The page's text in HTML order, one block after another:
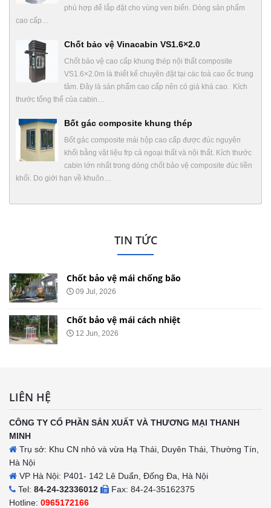
phù hợp để lắp đặt cho vùng ven biển. Dòng sản phẩm
cao cấp…
Chốt bảo vệ Vinacabin VS1.6×2.0
Chốt bảo vệ cao cấp khung thép nội thất composite
VS1.6×2.0m là thiết kế chuyên đặt tại các toà cao ốc trung
tâm. Đây là sản phẩm cao cấp nên có giá khá cao. Kích
thước tổng thể của cabin…
Bốt gác composite khung thép
Bốt gác composite mái hộp cao cấp được đúc nguyên
khối bằng vật liệu frp cả ngoại thất và nội thất. Kích thước
cabin lớn nhất trong dòng chốt bảo vệ composite đúc liền
khối. Do giới hạn về khuôn…
TIN TỨC
Chốt bảo vệ mái chống bão
09 Jul, 2026
Chốt bảo vệ mái cách nhiệt
12 Jun, 2026
LIÊN HỆ
CÔNG TY CỔ PHẦN SẢN XUẤT VÀ THƯƠNG MẠI THANH
MINH
Trụ sở: Khu CN nhỏ và vừa Hạ Thái, Duyên Thái, Thường Tín,
Hà Nội
VP Hà Nội: P401- 142 Lê Duẩn, Đống Đa, Hà Nội
Tel: 84-24-32336012
Fax: 84-24-35162375
Hotline: 0965172166